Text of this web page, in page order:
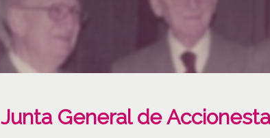
Junta General de